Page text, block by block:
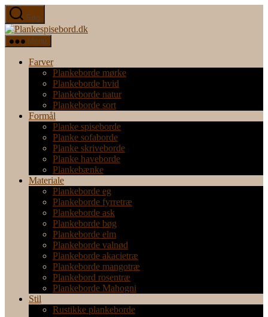
Spring
til
indholdet
Søg
Plankespisebord.dk
Menu
Farver
Plankeborde mørke
Plankeborde hvid
Plankeborde natur
Plankeborde sort
Formål
Planke spiseborde
Planke sofaborde
Planke skriveborde
Planke haveborde
Plankebænke
Materiale
Plankeborde eg
Plankeborde fyrretræ
Plankeborde ask
Plankeborde bøg
Plankeborde elm
Plankeborde valnød
Plankeborde akacietræ
Plankeborde mangotræ
Plankebord rosentræ
Plankeborde Mahogni
Stil
Rustikke plankeborde